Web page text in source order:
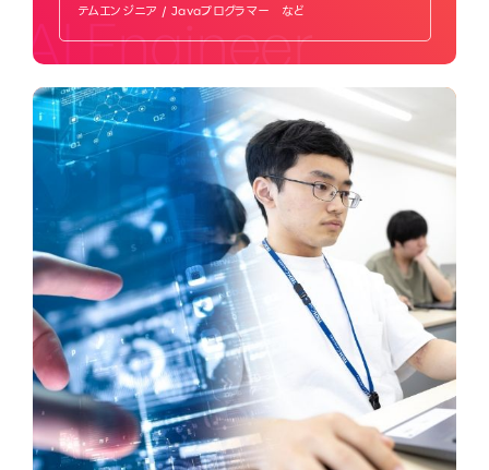
テムエンジニア / Javaプログラマー など
AI Engineer